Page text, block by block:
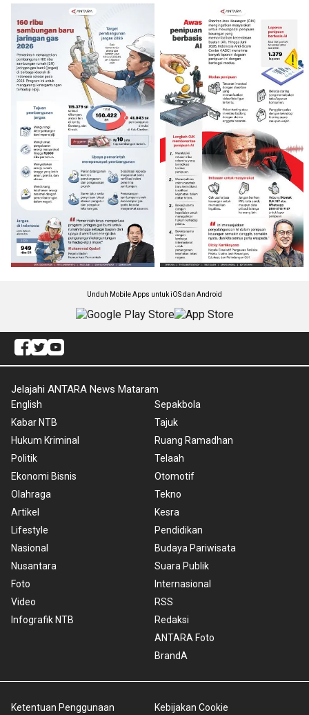
Unduh Mobile Apps untuk iOS dan Android
Jelajahi ANTARA News Mataram
English
Kabar NTB
Hukum Kriminal
Politik
Ekonomi Bisnis
Olahraga
Artikel
Lifestyle
Nasional
Nusantara
Foto
Video
Infografik NTB
Sepakbola
Tajuk
Ruang Ramadhan
Telaah
Otomotif
Tekno
Kesra
Pendidikan
Budaya Pariwisata
Suara Publik
Internasional
RSS
Redaksi
ANTARA Foto
BrandA
Ketentuan Penggunaan Kebijakan Cookie